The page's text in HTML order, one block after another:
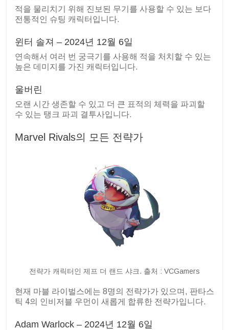
적을 물리치기 위해 진보된 무기를 사용할 수 있는 보다
전통적인 슈팅 캐릭터입니다.
윈터 솔져 – 2024년 12월 6일
연속해서 여러 번 궁극기를 사용해 적을 처치할 수 있는
높은 데미지를 가진 캐릭터입니다.
울버린
오랜 시간 생존할 수 있고 더 큰 표적의 체력을 파괴할
수 있는 탱크 파괴 결투사입니다.
Marvel Rivals의 모든 전략가
전략가 캐릭터인 제프 더 랜드 샤크. 출처 : VCGamers
현재 마블 라이벌스에는 8명의 전략가가 있으며, 판타스
틱 4의 인비저블 우먼이 새롭게 합류한 전략가입니다.
Adam Warlock – 2024년 12월 6일